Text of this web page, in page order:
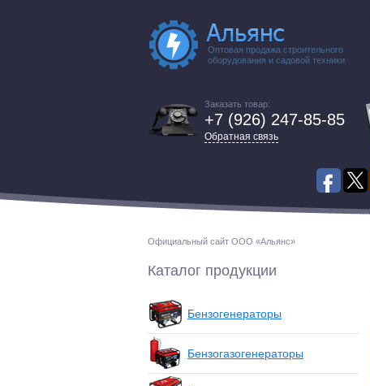
Оптовая продажа строительного
оборудования и садовой техники
Заказать товар:
+7 (926) 247-85-85
Обратная связь
Официальный сайт ООО «Альянс»
Каталог продукции
Бензогенераторы
Бензогазогенераторы